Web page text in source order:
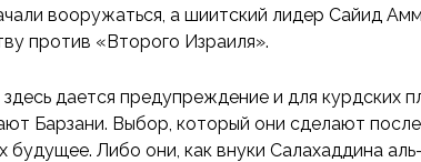
вооружаться, а шиитский лидер Сайид
против «Второго Израиля».
дается предупреждение и для курдских
Барзани. Выбор, который они сделают
будущее. Либо они, как внуки Салахаддина